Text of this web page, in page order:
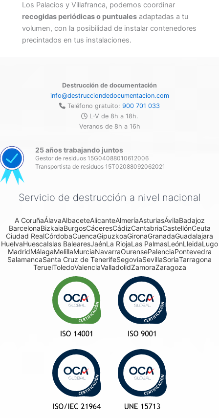
Los Palacios y Villafranca, podemos coordinar
recogidas periódicas o puntuales adaptadas a tu
volumen, con la posibilidad de instalar contenedores
precintados en tus instalaciones.
Destrucción de documentación
info@destrucciondedocumentacion.com
Teléfono gratuito: 900 701 033
L-V de 8h a 18h.
Veranos de 8h a 16h
25 años trabajando juntos
Gestor de residuos 15G04088010612006
Transportista de residuos 15T02088092062021
Servicio de destrucción a nivel nacional
A CoruñaÁlavaAlbaceteAlicanteAlmeríaAsturiasÁvilaBadajoz
BarcelonaBizkaiaBurgosCáceresCádizCantabriaCastellónCeuta
Ciudad RealCórdobaCuencaGipuzkoaGironaGranadaGuadalajara
HuelvaHuescaIslas BalearesJaénLa RiojaLas PalmasLeónLleidaLugo
MadridMálagaMelillaMurciaNavarraOurensePalenciaPontevedra
SalamancaSanta Cruz de TenerifeSegoviaSevillaSoriaTarragona
TeruelToledoValenciaValladolidZamoraZaragoza